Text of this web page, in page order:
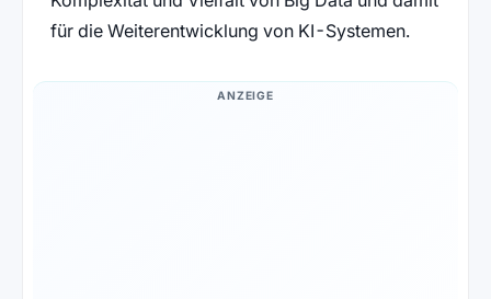
für die Weiterentwicklung von KI-Systemen.
ANZEIGE